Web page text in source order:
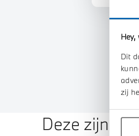
Hey,
Dit
zij
Deze zijn